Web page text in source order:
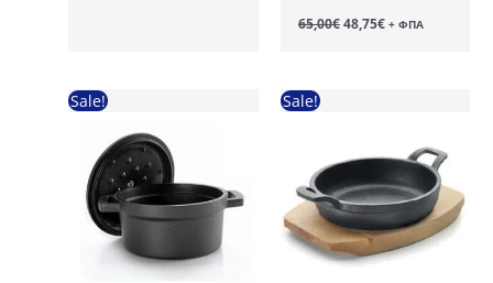
65,00€ Original
price
48,75€Η+ ΦΠΑ
Sale! Sale!